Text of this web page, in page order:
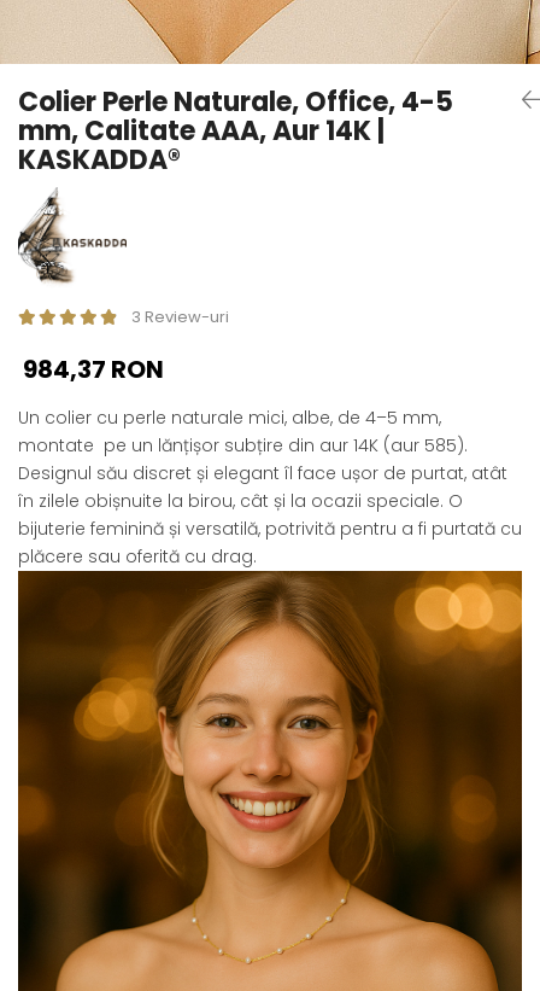
Seturi Perle cu Argint
Pandantive cu Perle
Brose cu Perle
Colier Perle Naturale, Office, 4-5
mm, Calitate AAA, Aur 14K |
KASKADDA®
3 Review-uri
984,37 RON
Un colier cu perle naturale mici, albe, de 4–5 mm,
montate pe un lănțișor subțire din aur 14K (aur 585).
Designul său discret și elegant îl face ușor de purtat, atât
în zilele obișnuite la birou, cât și la ocazii speciale. O
bijuterie feminină și versatilă, potrivită pentru a fi purtată cu
plăcere sau oferită cu drag.